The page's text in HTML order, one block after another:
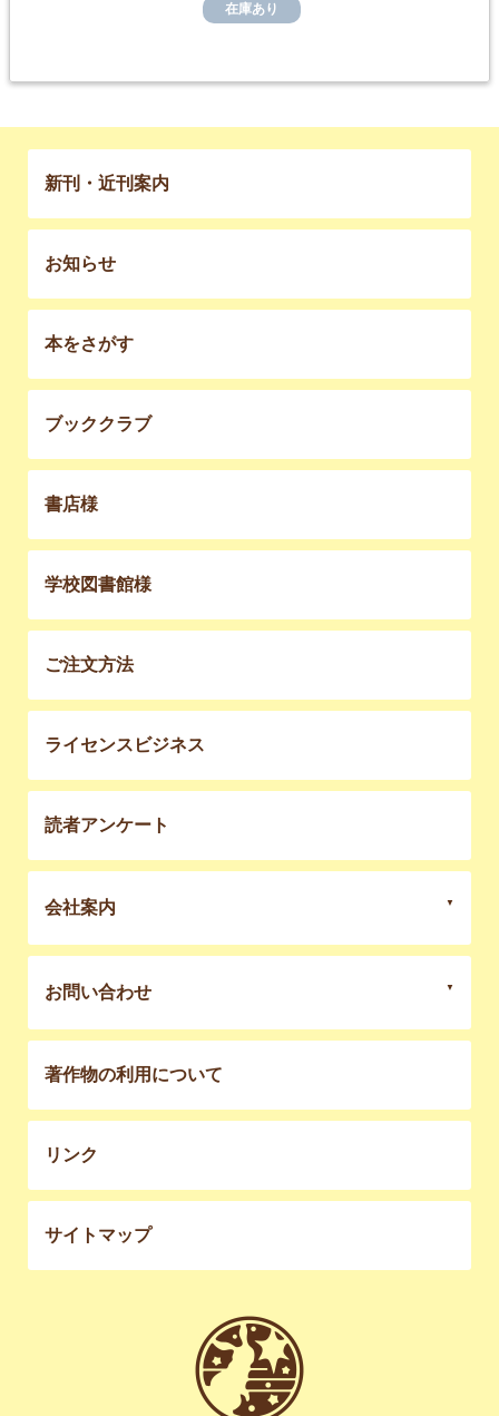
在庫あり
新刊・近刊案内
お知らせ
本をさがす
ブッククラブ
書店様
学校図書館様
ご注文方法
ライセンスビジネス
読者アンケート
会社案内
お問い合わせ
著作物の利用について
リンク
サイトマップ